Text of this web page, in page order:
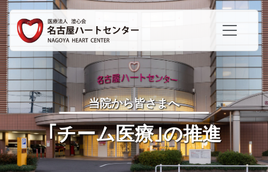
当院から皆さまへ
｢チーム医療｣の推進